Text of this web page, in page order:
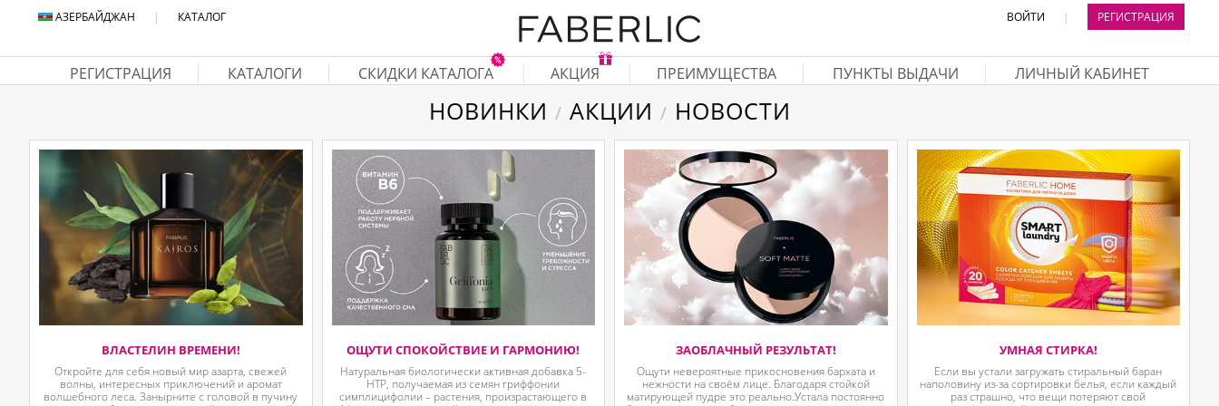
АЗЕРБАЙДЖАН | КАТАЛОГ ВОЙТИ | РЕГИСТРАЦИЯ
РЕГИСТРАЦИЯ КАТАЛОГИ СКИДКИ КАТАЛОГА АКЦИЯ ПРЕИМУЩЕСТВА ПУНКТЫ ВЫДАЧИ ЛИЧНЫЙ КАБИНЕТ
НОВИНКИ / АКЦИИ / НОВОСТИ
ВЛАСТЕЛИН ВРЕМЕНИ!
Откройте для себя новый мир азарта, свежей
волны, интересных приключений и аромат
волшебного леса. Занырните с головой в пучину
ОЩУТИ СПОКОЙСТВИЕ И ГАРМОНИЮ!
Натуральная биологически активная добавка 5-
HTP, получаемая из семян гриффонии
симплицифолии – растения, произрастающего в
ЗАОБЛАЧНЫЙ РЕЗУЛЬТАТ!
Ощути невероятные прикосновения бархата и
нежности на своём лице. Благодаря стойкой
матирующей пудре это реально.Устала постоянно
УМНАЯ СТИРКА!
Если вы устали загружать стиральный баран
наполовину из-за сортировки белья, если каждый
раз страшно, что вещи потеряют свой